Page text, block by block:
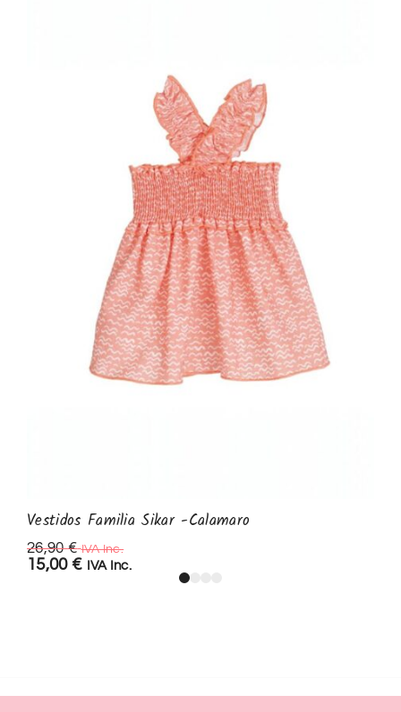
Vestidos Familia Sikar -Calamaro
26,90€ IVA Inc.
15,00 € IVA Inc.